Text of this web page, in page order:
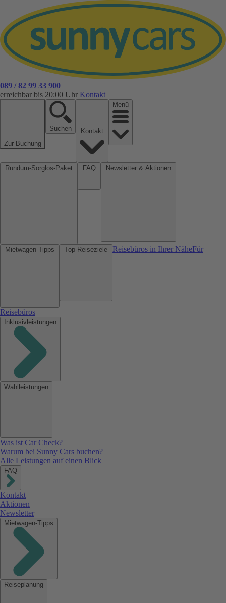
089 / 82 99 33 900
erreichbar bis 20:00 Uhr Kontakt
Zur Buchung
Suchen
Menü
Reisebüros in Ihrer NäheFür
Reisebüros
Inklusivleistungen
Wahlleistungen
Was ist Car Check?
Warum bei Sunny Cars buchen?
Alle Leistungen auf einen Blick
FAQ
Kontakt
Aktionen
Newsletter
Mietwagen-Tipps
Reiseplanung